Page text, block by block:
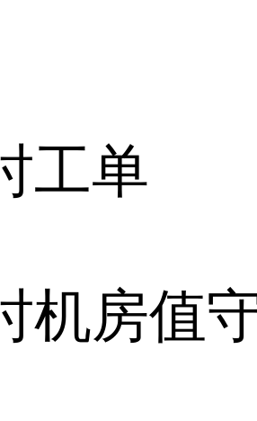
工单
机房值